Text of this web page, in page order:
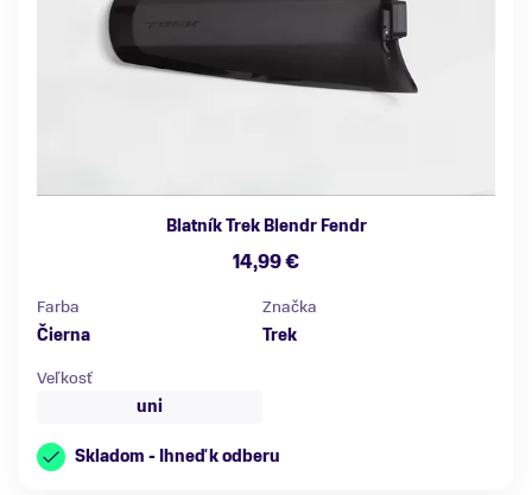
Blatník Trek Blendr Fendr
14,99 €
Farba
Čierna
Značka
Trek
Veľkosť
uni
Skladom - Ihneď k odberu